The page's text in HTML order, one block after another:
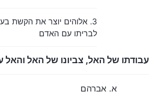
3. אלוהים יוצר את הקשת
לבריתו עם האדם
עבודתו של האל, צביונו של האל והאל
א. אברהם